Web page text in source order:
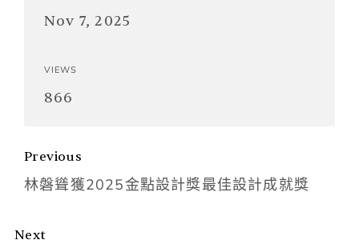
Nov 7, 2025
VIEWS
866
Previous
林磐聳獲2025金點設計獎最佳設計成就獎
Next